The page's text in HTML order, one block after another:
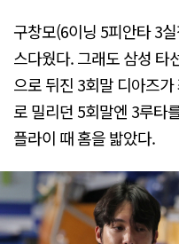
구창모(6이닝 5피안타 3
스다웠다. 그래도 삼성 타
으로 뒤진 3회말 디아즈
로 밀리던 5회말엔 3루타
플라이 때 홈을 밟았다.